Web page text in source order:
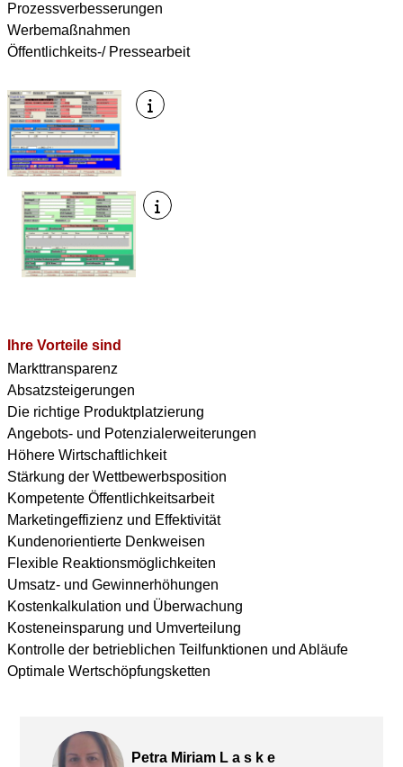
Prozessverbesserungen
Werbemaßnahmen
Öffentlichkeits-/ Pressearbeit
Ihre Vorteile sind
Markttransparenz
Absatzsteigerungen
Die richtige Produktplatzierung
Angebots- und Potenzialerweiterungen
Höhere Wirtschaftlichkeit
Stärkung der Wettbewerbsposition
Kompetente Öffentlichkeitsarbeit
Marketingeffizienz und Effektivität
Kundenorientierte Denkweisen
Flexible Reaktionsmöglichkeiten
Umsatz- und Gewinnerhöhungen
Kostenkalkulation und Überwachung
Kosteneinsparung und Umverteilung
Kontrolle der betrieblichen Teilfunktionen und Abläufe
Optimale Wertschöpfungsketten
Petra Miriam L a s k e